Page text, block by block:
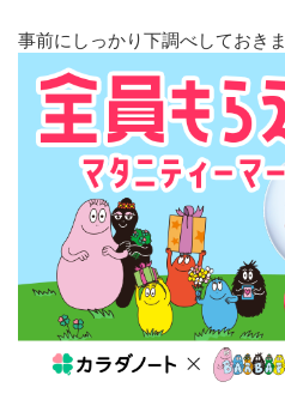
事前にしっかり下調べしておきま